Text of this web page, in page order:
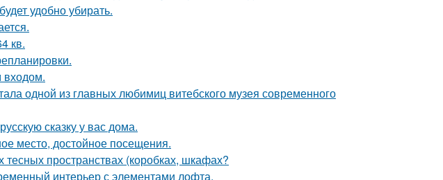
удобно убирать.
кв.
одной из главных любимиц витебского музея современного
сказку у вас дома.
место, достойное посещения.
пространствах (коробках, шкафах?
интерьер с элементами лофта.